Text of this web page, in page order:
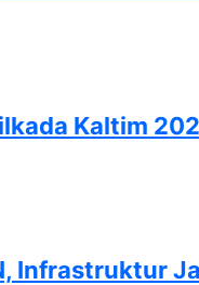
Kaltim
Infrastruktur